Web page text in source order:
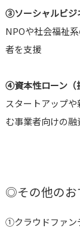
③ソーシャルビ
NPOや社会福祉
者を支援
④資本性ローン（
スタートアップ
む事業者向けの融
◎その他のお
①クラウドファン